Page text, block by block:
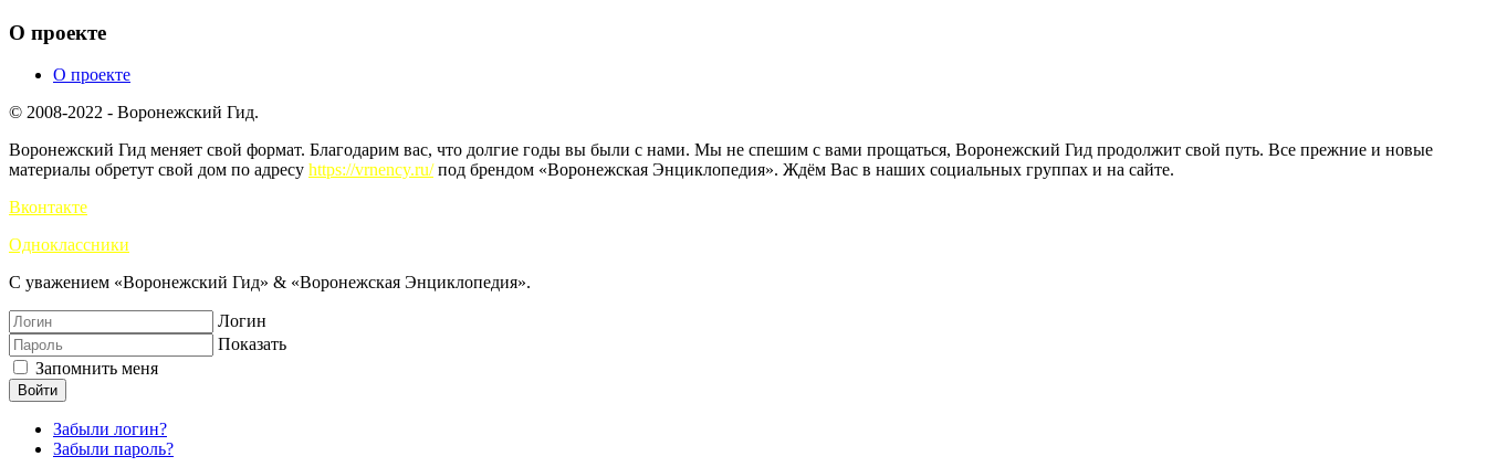
О проекте
О проекте
© 2008-2022 - Воронежский Гид.
Воронежский Гид меняет свой формат. Благодарим вас, что долгие годы вы были с нами. Мы не спешим с вами прощаться, Воронежский Гид продолжит свой путь. Все прежние и новые
материалы обретут свой дом по адресу https://vrnency.ru/под брендом «Воронежская Энциклопедия». Ждём Вас в наших социальных группах и на сайте.
Вконтакте
Одноклассники
С уважением «Воронежский Гид» & «Воронежская Энциклопедия».
Логин
Показать
Запомнить меня
Войти
Забыли логин?
Забыли пароль?